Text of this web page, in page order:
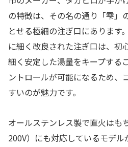
の特徴は、その名の通り「雫」
とせる極細の注ぎ口にあります
に細く改良された注ぎ口は、初
細く安定した湯量をキープする
ントロールが可能になるため、
すいのが魅力です。
オールステンレス製で直火はも
200V）にも対応しているモデ